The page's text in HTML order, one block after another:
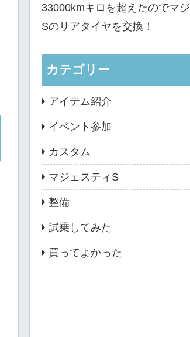
33000kmキロを超えたのでマ
Sのリアタイヤを交換！
カテゴリー
アイテム紹介
イベント参加
カスタム
マジェスティS
整備
試乗してみた
買ってよかった